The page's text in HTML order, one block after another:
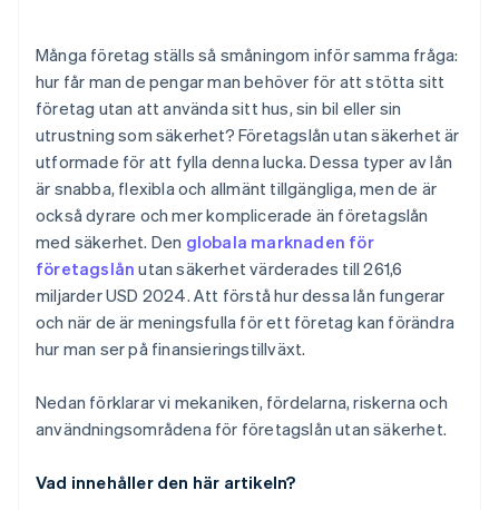
Hastighet och lämplighet
Många företag ställs så småningom inför samma fråga:
hur får man de pengar man behöver för att stötta sitt
företag utan att använda sitt hus, sin bil eller sin
utrustning som säkerhet? Företagslån utan säkerhet är
utformade för att fylla denna lucka. Dessa typer av lån
är snabba, flexibla och allmänt tillgängliga, men de är
också dyrare och mer komplicerade än företagslån
med säkerhet. Den globala marknaden för
företagslån utan säkerhet värderades till 261,6
miljarder USD 2024. Att förstå hur dessa lån fungerar
och när de är meningsfulla för ett företag kan förändra
hur man ser på finansieringstillväxt.
Nedan förklarar vi mekaniken, fördelarna, riskerna och
användningsområdena för företagslån utan säkerhet.
Vad innehåller den här artikeln?